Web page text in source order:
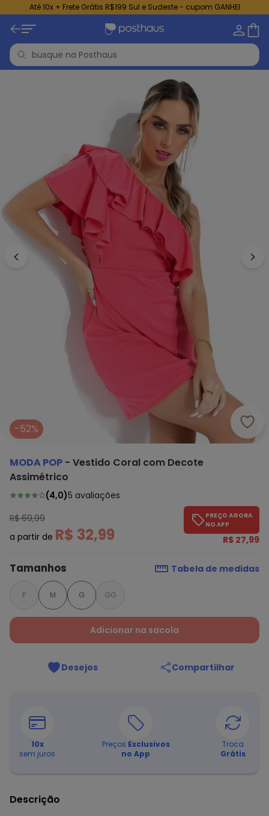
Até 10x + Frete Grátis R$199 Sul e Sudeste - cupom GANHEI
-52%
MODA POP - Vestido Coral com Decote
Assimétrico
(4,0)5 avaliações
R$ 69,99
a partir de R$ 32,99
PREÇO AGORA
NO APP
R$ 27,99
Tamanhos Tabela de medidas
P M G GG
Adicionar na sacola
Desejos Compartilhar
10x
sem juros
Preços Exclusivos
no App
Troca
Grátis
Descrição